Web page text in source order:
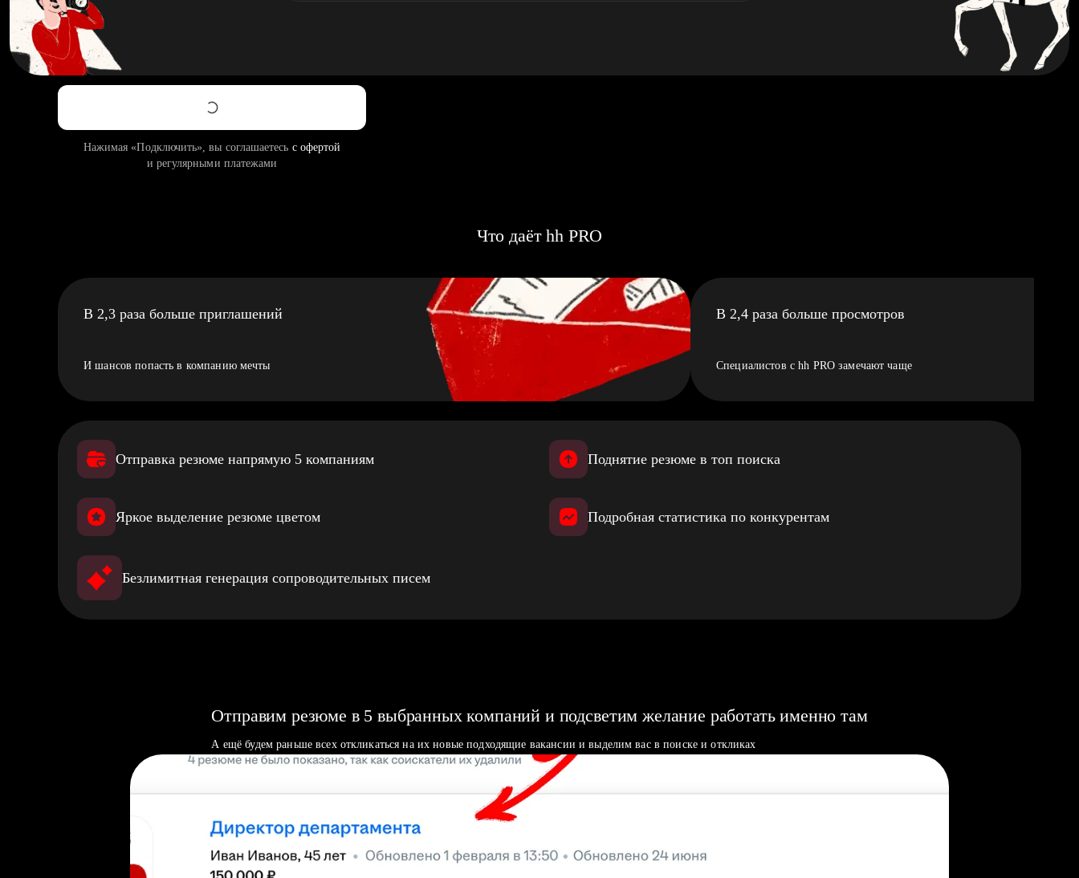
Нажимая «Подключить», вы соглашаетесь с офертой
и регулярными платежами
Что даёт hh PRO
В 2,3 раза больше приглашений
И шансов попасть в компанию мечты
В 2,4 раза больше просмотров
Специалистов с hh PRO замечают чаще
Отправка резюме напрямую 5 компаниям Поднятие резюме в топ поиска
Яркое выделение резюме цветом Подробная статистика по конкурентам
Безлимитная генерация сопроводительных писем
Отправим резюме в 5 выбранных компаний и подсветим желание работать именно там
А ещё будем раньше всех откликаться на их новые подходящие вакансии и выделим вас в поиске и откликах